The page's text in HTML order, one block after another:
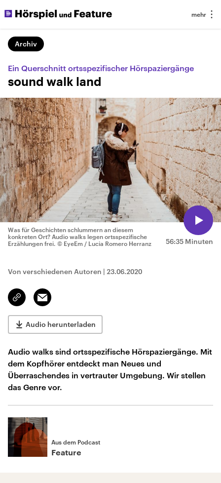
Archiv
Ein Querschnitt ortsspezifischer Hörspaziergänge
sound walk land
56:35 Minuten
Was für Geschichten schlummern an diesem
konkreten Ort? Audio walks legen ortsspezifische
Erzählungen frei. © EyeEm / Lucia Romero Herranz
Von verschiedenen Autoren | 23.06.2020
Link
kopieren/teilen
Email
Audio herunterladen
Audio walks sind ortsspezifische Hörspaziergänge. Mit
dem Kopfhörer entdeckt man Neues und
Überraschendes in vertrauter Umgebung. Wir stellen
das Genre vor.
Aus dem Podcast
Feature